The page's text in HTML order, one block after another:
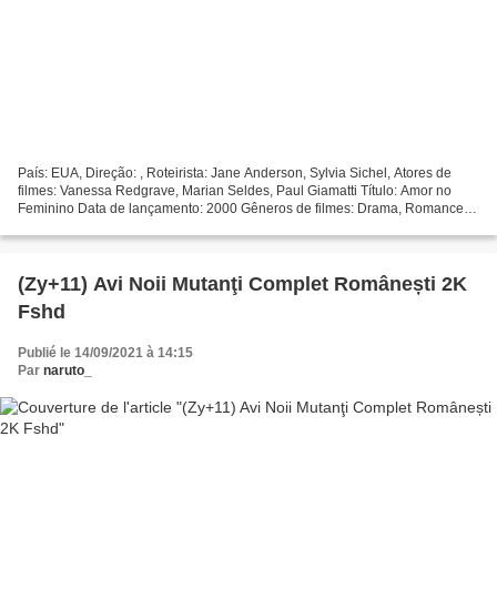
País: EUA, Direção: , Roteirista: Jane Anderson, Sylvia Sichel, Atores de
filmes: Vanessa Redgrave, Marian Seldes, Paul Giamatti Título: Amor no
Feminino Data de lançamento: 2000 Gêneros de filmes: Drama, Romance
(Zy+11) Avi Noii Mutanţi Complet Românești 2K
Fshd
Publié le 14/09/2021 à 14:15
Par naruto_